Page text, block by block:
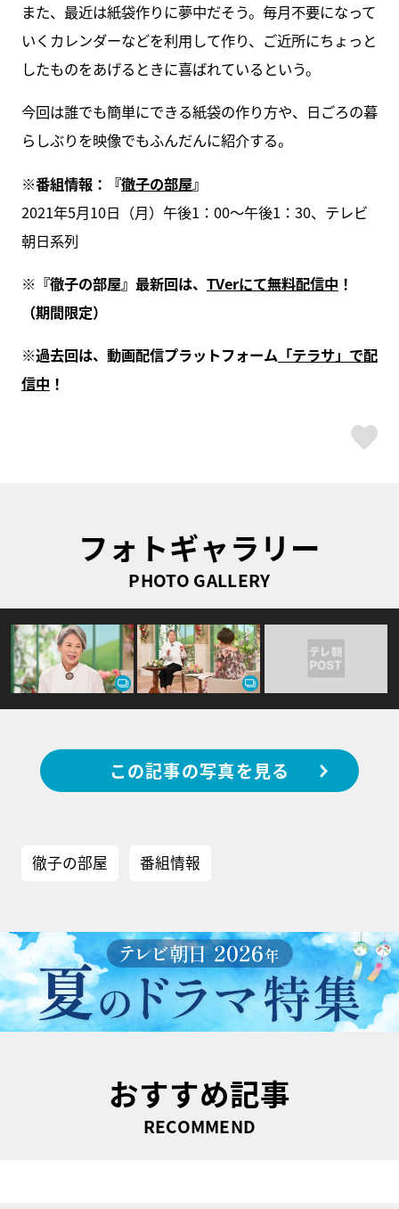
また、最近は紙袋作りに夢中だそう。毎月不要になって
いくカレンダーなどを利用して作り、ご近所にちょっと
したものをあげるときに喜ばれているという。
今回は誰でも簡単にできる紙袋の作り方や、日ごろの暮
らしぶりを映像でもふんだんに紹介する。
※番組情報：『徹子の部屋』
2021年5月10日（月）午後1：00～午後1：30、テレビ
朝日系列
※『徹子の部屋』最新回は、 TVerにて無料配信中 ！
（期間限定）
※過去回は、動画配信プラットフォーム「テラサ」で配
信中 ！
フォトギャラリー
PHOTO GALLERY
この記事の写真を見る
徹子の部屋 番組情報
おすすめ記事
RECOMMEND